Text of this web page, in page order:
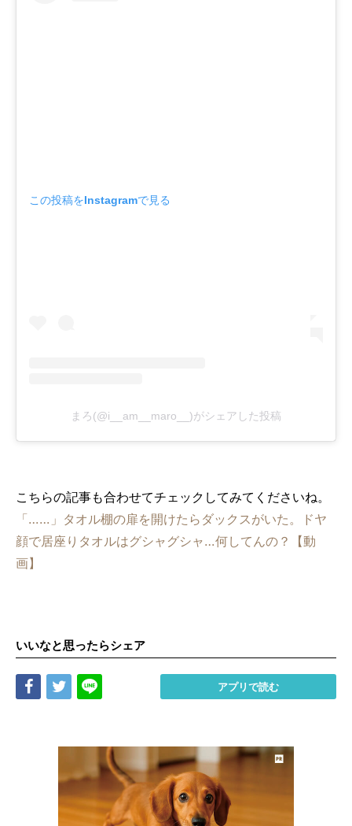
この投稿をInstagramで見る
まろ(@i__am__maro__)がシェアした投稿
こちらの記事も合わせてチェックしてみてくださいね。
「……」タオル棚の扉を開けたらダックスがいた。ドヤ
顔で居座りタオルはグシャグシャ…何してんの？【動
画】
いいなと思ったらシェア
Share Tweet アプリで読む